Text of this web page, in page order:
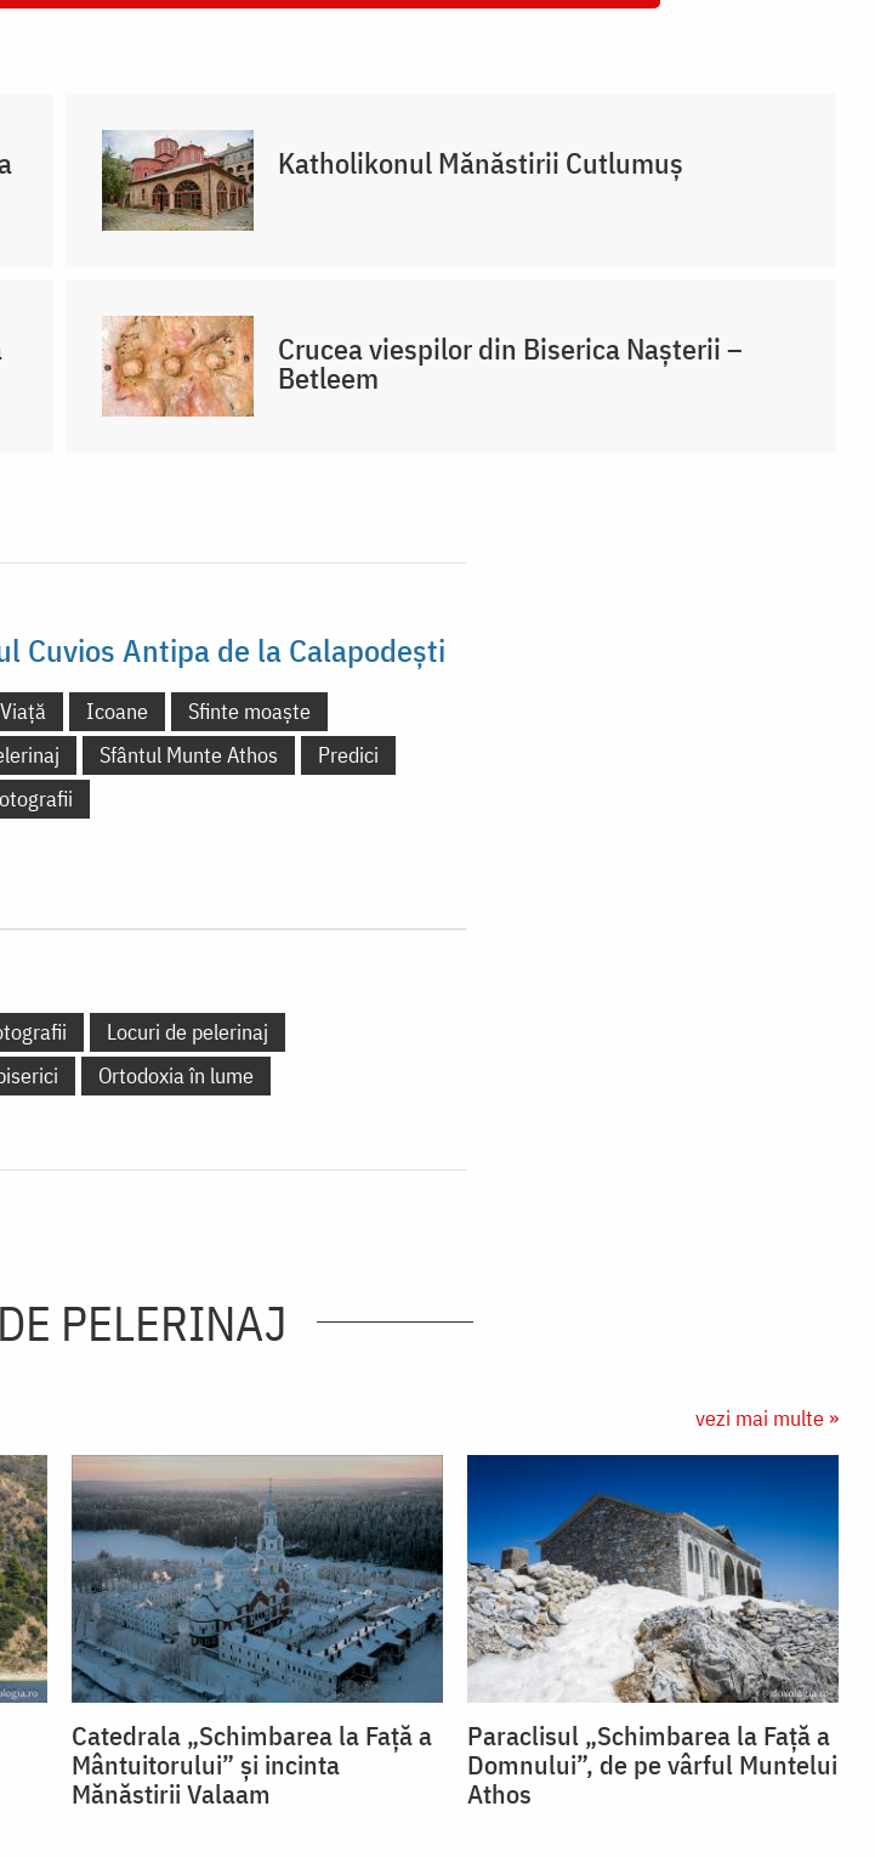
Katholikonul Mănăstirii Cutlumuș
Crucea viespilor din Biserica Nașterii –
Betleem
Cuvios Antipa de la Calapodești
Viață Icoane
Sfinte moaște
Sfântul Munte Athos
Predici
Locuri de pelerinaj
Ortodoxia în lume
PELERINAJ
vezi mai multe »
Catedrala „Schimbarea la Față a
Mântuitorului” și incinta
Mănăstirii Valaam
Paraclisul „Schimbarea la Față a
Domnului”, de pe vârful Muntelui
Athos